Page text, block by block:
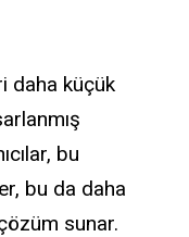
daha küçük
bu
bu da daha
sunar.